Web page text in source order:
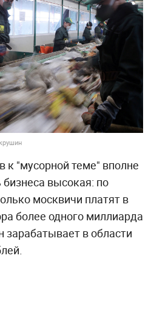
к "мусорной теме" вполне
высокая: по
москвичи платят в
более одного миллиарда
зарабатывает в области